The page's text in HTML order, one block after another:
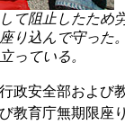
て阻止したため
り込んで守った
っている。
政安全部および
教育庁無期限座